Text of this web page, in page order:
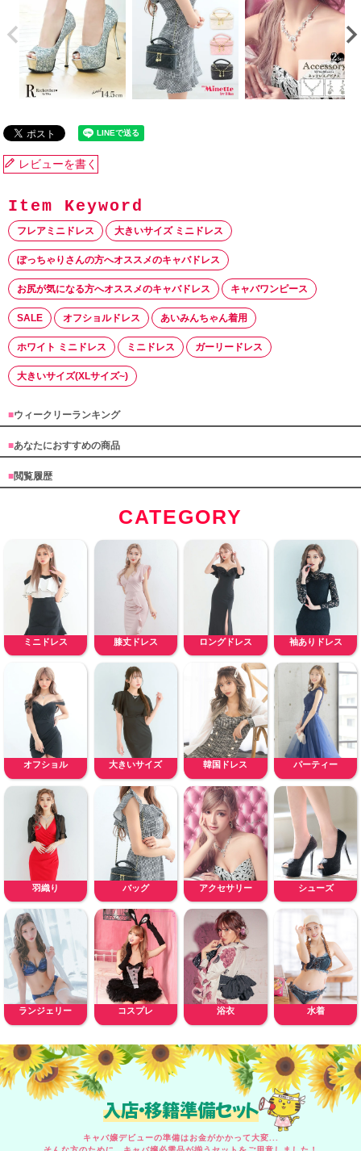
レビューを書く
フレアミニドレス 大きいサイズ ミニドレス
ぽっちゃりさんの方へオススメのキャバドレス
お尻が気になる方へオススメのキャバドレス キャバワンピース
SALE オフショルドレス あいみんちゃん着用
ホワイト ミニドレス ミニドレス ガーリードレス
大きいサイズ(XLサイズ~)
■ウィークリーランキング
■あなたにおすすめの商品
■閲覧履歴
CATEGORY
ミニドレス 膝丈ドレス ロングドレス 袖ありドレス
オフショル 大きいサイズ 韓国ドレス パーティー
羽織り バッグ アクセサリー シューズ
ランジェリー コスプレ 浴衣 水着
入店・移籍準備セット
キャバ嬢デビューの準備はお金がかかって大変...